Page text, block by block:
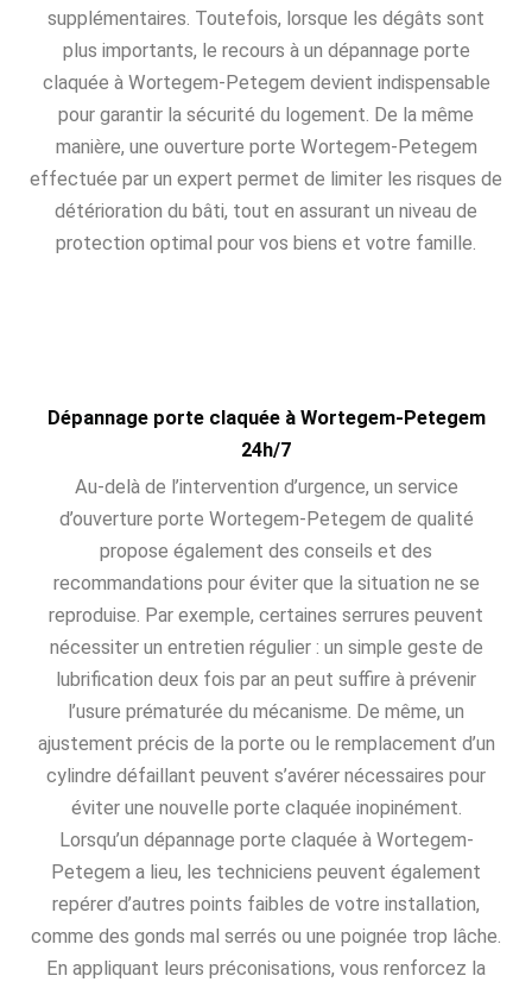
supplémentaires. Toutefois, lorsque les dégâts sont
plus importants, le recours à un dépannage porte
claquée à Wortegem-Petegem devient indispensable
pour garantir la sécurité du logement. De la même
manière, une ouverture porte Wortegem-Petegem
effectuée par un expert permet de limiter les risques de
détérioration du bâti, tout en assurant un niveau de
protection optimal pour vos biens et votre famille.
Dépannage porte claquée à Wortegem-Petegem
24h/7
Au-delà de l’intervention d’urgence, un service
d’ouverture porte Wortegem-Petegem de qualité
propose également des conseils et des
recommandations pour éviter que la situation ne se
reproduise. Par exemple, certaines serrures peuvent
nécessiter un entretien régulier : un simple geste de
lubrification deux fois par an peut suffire à prévenir
l’usure prématurée du mécanisme. De même, un
ajustement précis de la porte ou le remplacement d’un
cylindre défaillant peuvent s’avérer nécessaires pour
éviter une nouvelle porte claquée inopinément.
Lorsqu’un dépannage porte claquée à Wortegem-
Petegem a lieu, les techniciens peuvent également
repérer d’autres points faibles de votre installation,
comme des gonds mal serrés ou une poignée trop lâche.
En appliquant leurs préconisations, vous renforcez la